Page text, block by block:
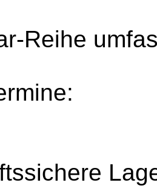
Reihe